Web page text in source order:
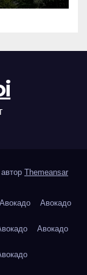
Themeansar
Авокадо Авокадо
Авокадо